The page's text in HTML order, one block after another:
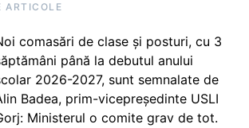
ARTICOLE
comasări de clase și posturi, cu 3
până la debutul anului
2026-2027, sunt semnalate de
Badea, prim-vicepreședinte USLI
Ministerul o comite grav de tot.